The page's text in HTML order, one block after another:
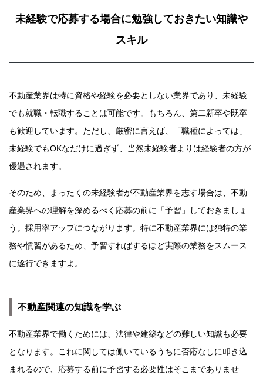
未経験で応募する場合に勉強しておきたい知識や
スキル
不動産業界は特に資格や経験を必要としない業界であり、未経験
でも就職・転職することは可能です。もちろん、第二新卒や既卒
も歓迎しています。ただし、厳密に言えば、「職種によっては」
未経験でもOKなだけに過ぎず、当然未経験者よりは経験者の方が
優遇されます。
そのため、まったくの未経験者が不動産業界を志す場合は、不動
産業界への理解を深めるべく応募の前に「予習」しておきましょ
う。採用率アップにつながります。特に不動産業界には独特の業
務や慣習があるため、予習すればするほど実際の業務をスムース
に遂行できますよ。
不動産関連の知識を学ぶ
不動産業界で働くためには、法律や建築などの難しい知識も必要
となります。これに関しては働いているうちに否応なしに叩き込
まれるので、応募する前に予習する必要性はそこまでありませ